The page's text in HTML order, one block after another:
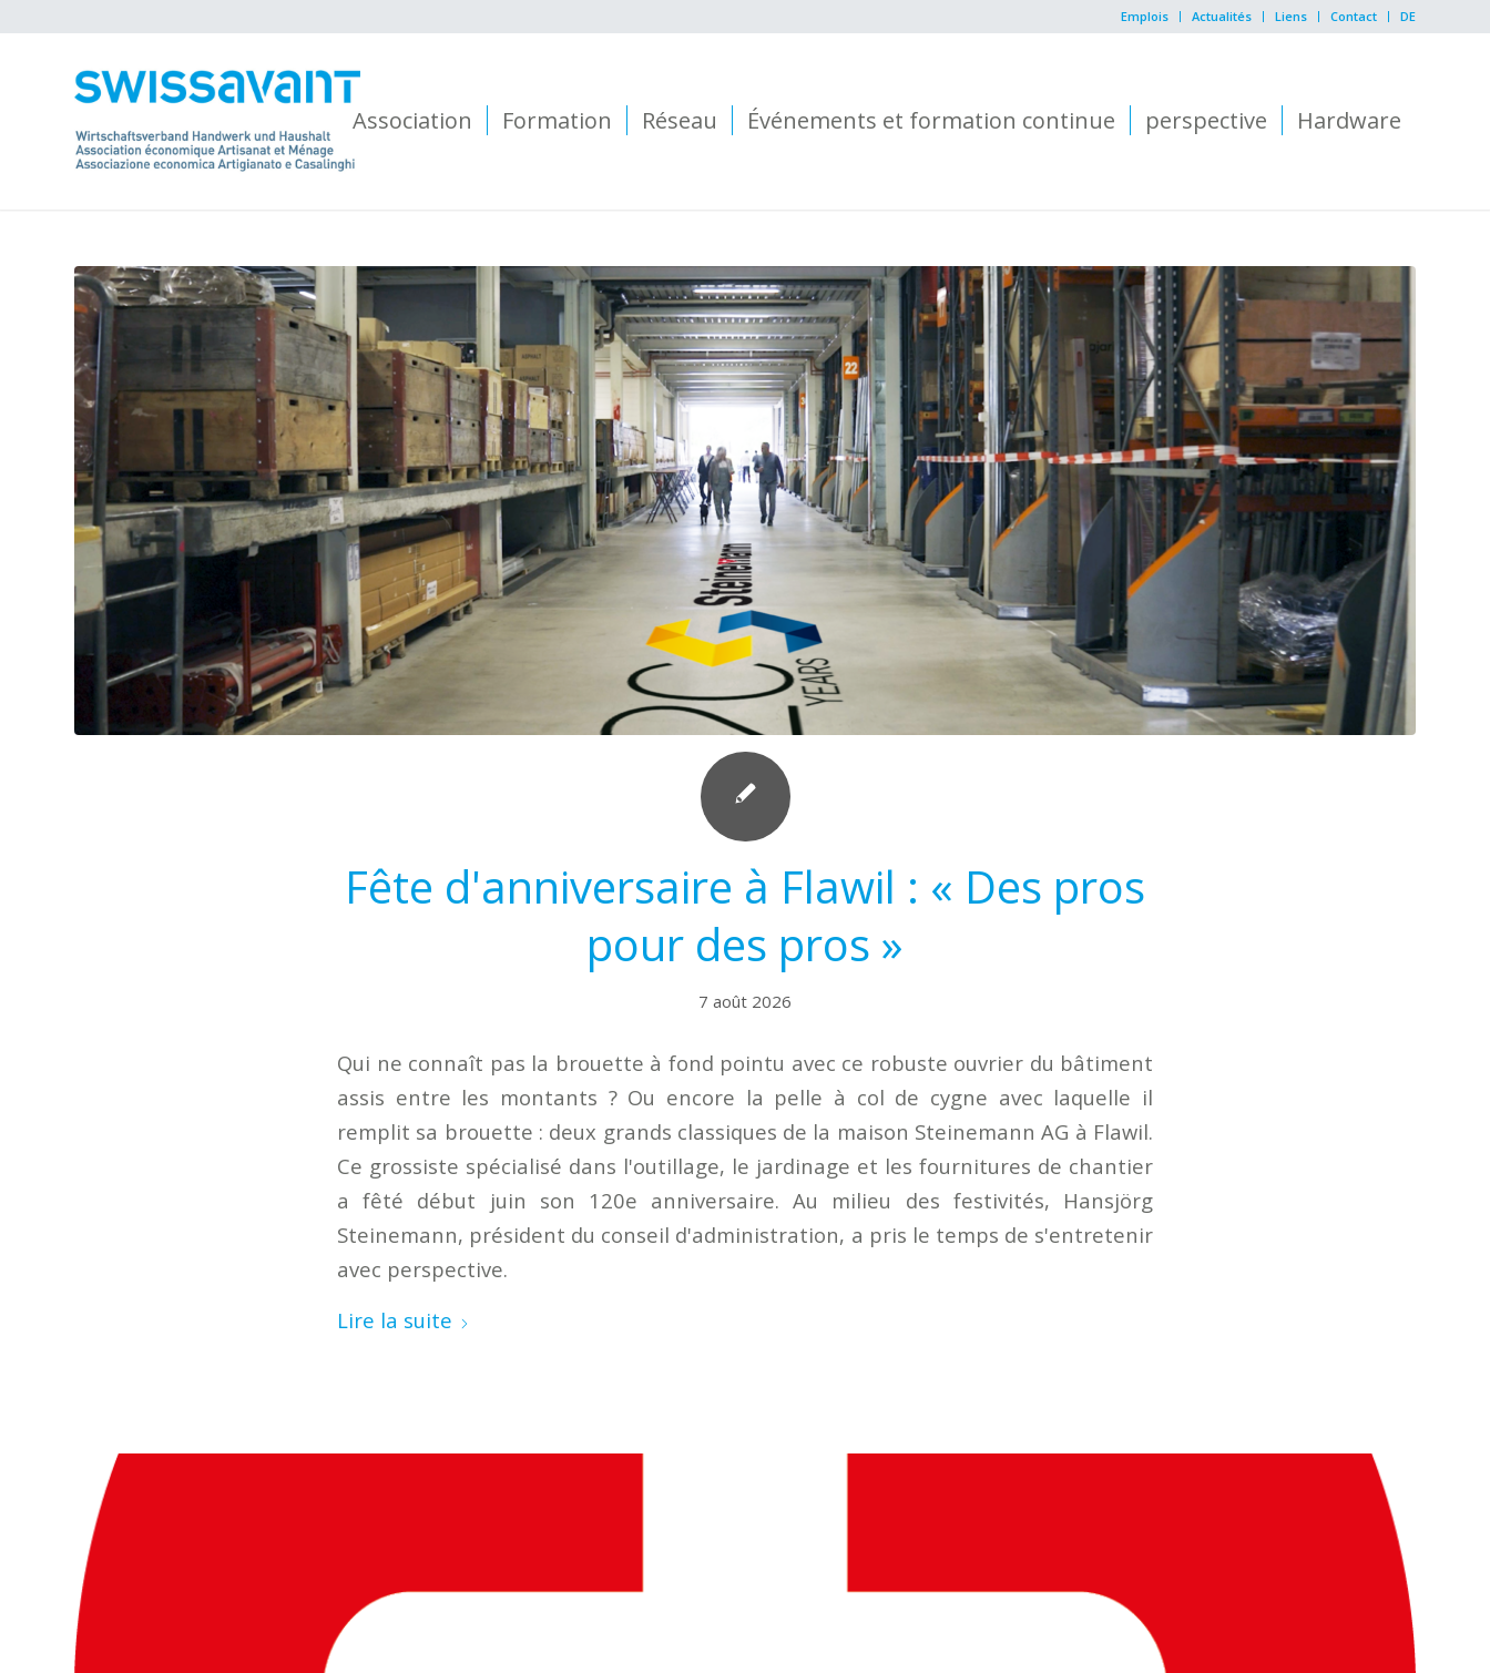
Emplois Actualités Liens Contact DE
Association Formation Réseau Événements et formation continue perspective Hardware
Fête d'anniversaire à Flawil : « Des pros
pour des pros »
7 août 2026
Qui ne connaît pas la brouette à fond pointu avec ce robuste ouvrier du bâtiment
assis entre les montants ? Ou encore la pelle à col de cygne avec laquelle il
remplit sa brouette : deux grands classiques de la maison Steinemann AG à Flawil.
Ce grossiste spécialisé dans l'outillage, le jardinage et les fournitures de chantier
a fêté début juin son 120e anniversaire. Au milieu des festivités, Hansjörg
Steinemann, président du conseil d'administration, a pris le temps de s'entretenir
avec perspective.
Lire la suite